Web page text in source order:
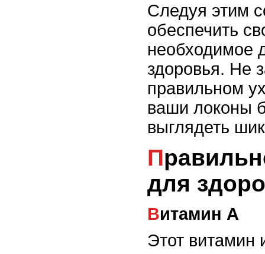
Следуя этим
обеспечить
необходимое
здоровья. Не
правильном
ваши локоны
выглядеть
Правильное питание
для
Витамин А
Этот витамин